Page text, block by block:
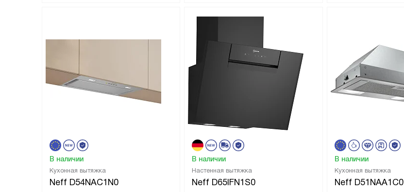
Кухонная вытяжка
Neff D54NAC1N0
В наличии
Настенная вытяжка
Neff D65IFN1S0
В наличии
Кухонная вытяжка
Neff D51NAA1C0
В наличии